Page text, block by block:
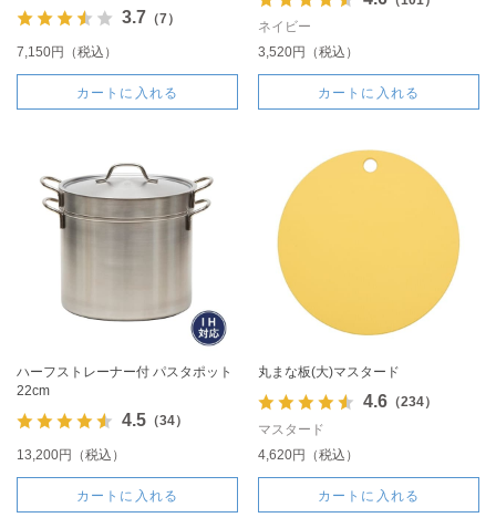
3.7 （7）
7,150円（税込）
カートに入れる
ネイビー
3,520円（税込）
カートに入れる
ハーフストレーナー付 パスタポット
22cm
4.5（34）
13,200円（税込）
カートに入れる
丸まな板(大)マスタード
4.6（234）
マスタード
4,620円（税込）
カートに入れる